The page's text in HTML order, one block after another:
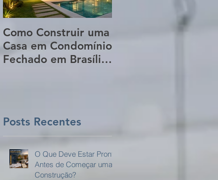
Como Construir uma
Casa em Condomínio
Fechado em Brasília:
5 Erros Que Podem
Posts Recentes
O Que Deve Estar Pronto
Antes de Começar uma
Construção?